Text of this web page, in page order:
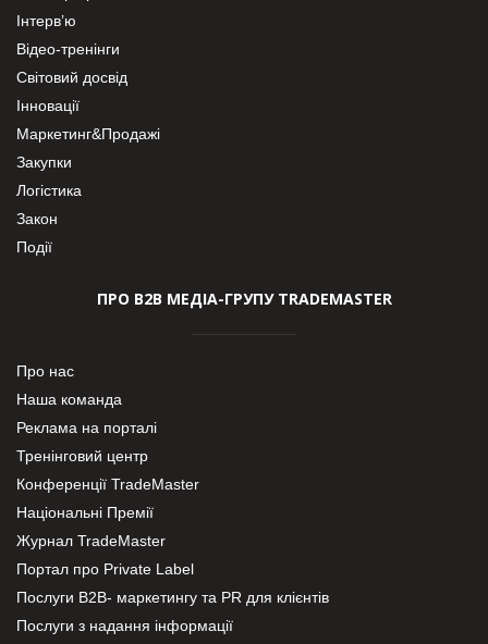
Інтерв’ю
Відео-тренінги
Світовий досвід
Інновації
Маркетинг&Продажі
Закупки
Логістика
Закон
Події
ПРО В2В МЕДІА-ГРУПУ TRADEMASTER
Про нас
Наша команда
Реклама на порталі
Тренінговий центр
Конференції TradeMaster
Національні Премії
Журнал TradeMaster
Портал про Private Label
Послуги В2В- маркетингу та PR для клієнтів
Послуги з надання інформації